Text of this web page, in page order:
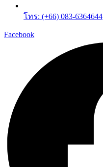
โทร: (+66) 083-6364644
Facebook